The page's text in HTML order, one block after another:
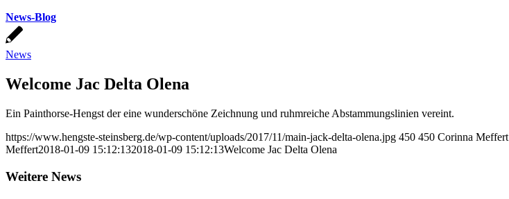
News-Blog
News
Welcome Jac Delta Olena
Ein Painthorse-Hengst der eine wunderschöne Zeichnung und ruhmreiche Abstammungslinien vereint.
https://www.hengste-steinsberg.de/wp-content/uploads/2017/11/main-jack-delta-olena.jpg 450 450 Corinna Meffert
Meffert2018-01-09 15:12:132018-01-09 15:12:13Welcome Jac Delta Olena
Weitere News